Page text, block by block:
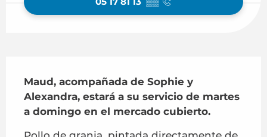
Maud, acompañada de Sophie y
Alexandra, estará a su servicio de martes
a domingo en el mercado cubierto.